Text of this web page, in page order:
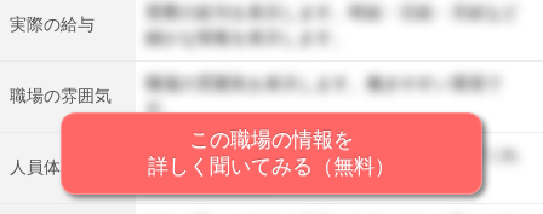
実際の給与
実際の給与を表示します。時給・日給・月給など
細かな情報を表示します。
職場の雰囲気
職場の雰囲気を表示します。働きやすい環境で
す。
人員体制
人員体制を表示します。丁寧に仕事を教えてくれ
る先輩がいます。
この職場の情報を
詳しく聞いてみる（無料）